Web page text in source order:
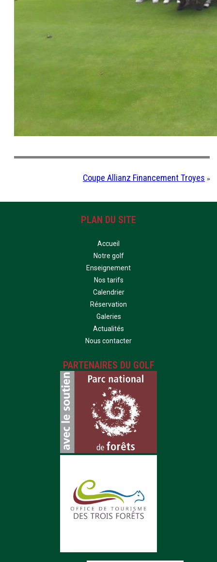
Coupe Allianz Financement Troyes »
PLAN DU SITE
Accueil
Notre golf
Enseignement
Nos tarifs
Calendrier
Réservation
Galeries
Actualités
Nous contacter
PARTENAIRES DU GOLF